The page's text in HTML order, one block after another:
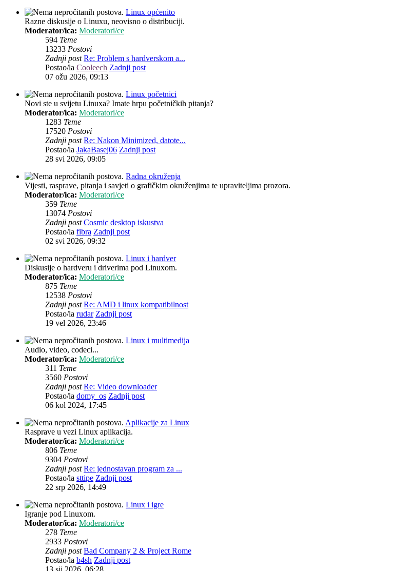
Linux općenito
Razne diskusije o Linuxu, neovisno o distribuciji.
Moderator/ica: Moderatori/ce
594 Teme
13233 Postovi
Zadnji post Re: Problem s hardverskom a...
Postao/la Cooleech Zadnji post
07 ožu 2026, 09:13
Linux početnici
Novi ste u svijetu Linuxa? Imate hrpu početničkih pitanja?
Moderator/ica: Moderatori/ce
1283 Teme
17520 Postovi
Zadnji post Re: Nakon Minimized, datote...
Postao/la JakaBasej06 Zadnji post
28 svi 2026, 09:05
Radna okruženja
Vijesti, rasprave, pitanja i savjeti o grafičkim okruženjima te upraviteljima prozora.
Moderator/ica: Moderatori/ce
359 Teme
13074 Postovi
Zadnji post Cosmic desktop iskustva
Postao/la fibra Zadnji post
02 svi 2026, 09:32
Linux i hardver
Diskusije o hardveru i driverima pod Linuxom.
Moderator/ica: Moderatori/ce
875 Teme
12538 Postovi
Zadnji post Re: AMD i linux kompatibilnost
Postao/la rudar Zadnji post
19 vel 2026, 23:46
Linux i multimedija
Audio, video, codeci...
Moderator/ica: Moderatori/ce
311 Teme
3560 Postovi
Zadnji post Re: Video downloader
Postao/la domy_os Zadnji post
06 kol 2024, 17:45
Aplikacije za Linux
Rasprave u vezi Linux aplikacija.
Moderator/ica: Moderatori/ce
806 Teme
9304 Postovi
Zadnji post Re: jednostavan program za ...
Postao/la sttipe Zadnji post
22 srp 2026, 14:49
Linux i igre
Igranje pod Linuxom.
Moderator/ica: Moderatori/ce
278 Teme
2933 Postovi
Zadnji post Bad Company 2 & Project Rome
Postao/la b4sh Zadnji post